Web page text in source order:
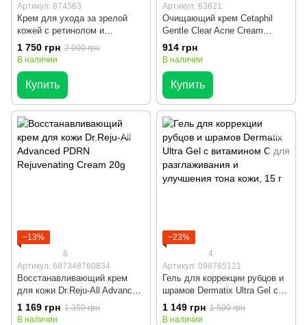
Артикул: 874563
Крем для ухода за зрелой
кожей с ретинолом и
витамином С LifeCell South
Beach Skincare All In One для
1 750 грн 2 000 грн
В наличии
Купить
Артикул: 63621
Очищающий крем Cetaphil
Gentle Clear Acne Cream
Cleanser BPO 124 мл
914 грн
В наличии
Купить
−13%
6
Артикул: 687348760834
Восстанавливающий крем
для кожи Dr.Reju-All Advanced
PDRN Rejuvenating Cream 20g
1 169 грн 1 350 грн
В наличии
−23%
4
Артикул: 098765121
Гель для коррекции рубцов и
шрамов Dermatix Ultra Gel с
витамином С для
разглаживания и улучшения
1 149 грн 1 500 грн
В наличии